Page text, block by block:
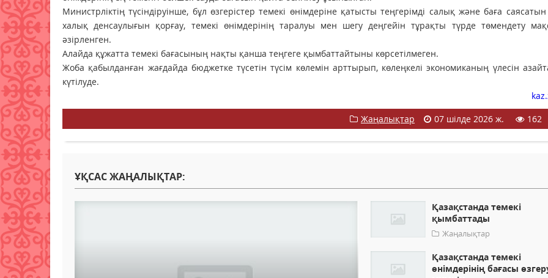
Министрліктің түсіндіруінше, бұл өзгерістер темекі өнімдеріне қатысты теңгерімді салық және баға саясатын
халық денсаулығын қорғау, темекі өнімдерінің таралуы мен шегу деңгейін тұрақты түрде төмендету
әзірленген.
Алайда құжатта темекі бағасының нақты қанша теңгеге қымбаттайтыны көрсетілмеген.
Жоба қабылданған жағдайда бюджетке түсетін түсім көлемін арттырып, көлеңкелі экономиканың үлесін
күтілуде.
Жаңалықтар
07 шілде 2026 ж. 162
ҰҚСАС ЖАҢАЛЫҚТАР:
Қазақстанда темекі
қымбаттады
Жаңалықтар
Қазақстанда темекі
өнімдерінің бағасы